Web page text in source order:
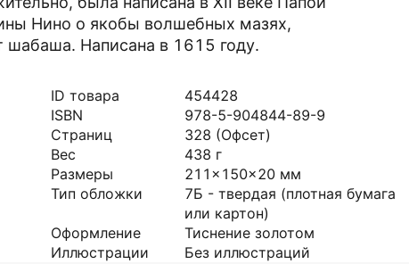
Нино о якобы волшебных мазях,
Написана в 1615 году.
ID товара
454428
ISBN
978-5-904844-89-9
Страниц
328 (Офсет)
Вес
438 г
Размеры
211x150x20 мм
Тип обложки
7Б - твердая (плотная бумага
или картон)
Оформление
Тиснение золотом
Иллюстрации
Без иллюстраций